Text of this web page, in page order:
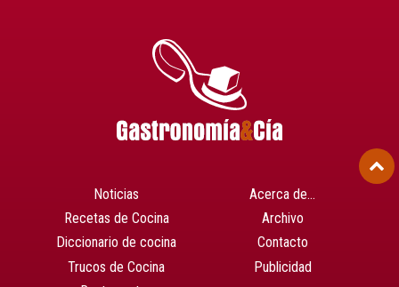
Noticias
Recetas de Cocina
Diccionario de cocina
Trucos de Cocina
Acerca de…
Archivo
Contacto
Publicidad